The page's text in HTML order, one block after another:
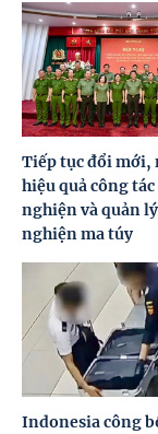
Tiếp tục đổi mới,
hiệu quả công tác
nghiện và quản
nghiện ma túy
Indonesia công